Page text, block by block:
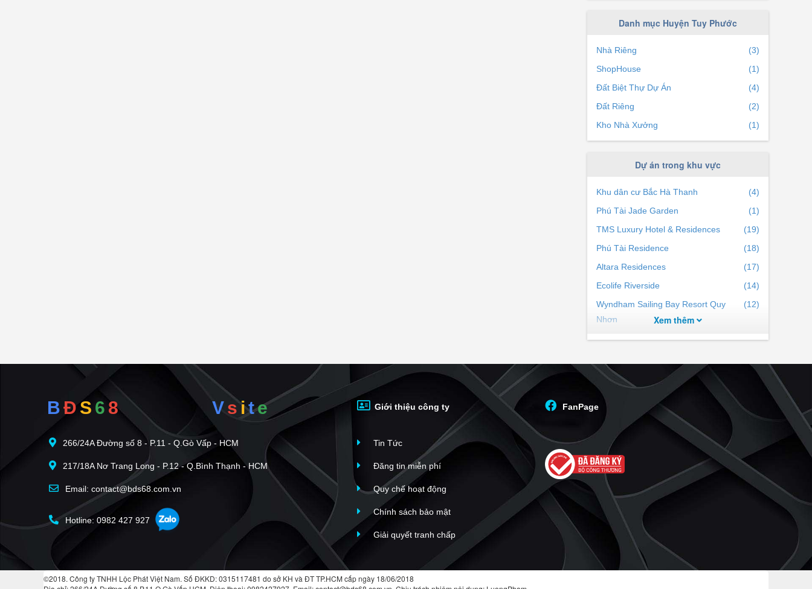
Danh mục Huyện Tuy Phước
Nhà Riêng
(3)
ShopHouse
(1)
Đất Biệt Thự Dự Án
(4)
Đất Riêng
(2)
Kho Nhà Xưởng
(1)
Dự án trong khu vực
Khu dân cư Bắc Hà Thanh
(4)
Phú Tài Jade Garden
(1)
TMS Luxury Hotel & Residences
(19)
Phú Tài Residence
(18)
Altara Residences
(17)
Ecolife Riverside
(14)
Wyndham Sailing Bay Resort Quy
Nhơn
(12)
Becamex VSIP Bình Định
(12)
An Phú Thịnh
(8)
Nhơn Hội New City
Phú Tài 2 Central Life
(7)
Đại Phú Gia
KĐTM Cẩm Văn
(5)
Phú Gia Royal Park
(5)
Vina2 - Panorama
(5)
FLC Quy Nhơn
FLC SeaTower
The Ocean Villas Quy Nhơn
Thịnh Phát Tower
Xem thêm
BĐ S 6 8 Vsite
266/24A Đường số 8 - P.11 - Q.Gò Vấp - HCM
217/18A Nơ Trang Long - P.12 - Q.Bình Thạnh - HCM
Email: contact@bds68.com.vn
Hotline: 0982 427 927
Giới thiệu công ty
Tin Tức
Đăng tin miễn phí
Quy chế hoạt động
Chính sách bảo mật
Giải quyết tranh chấp
FanPage
©2018. Công ty TNHH Lộc Phát Việt Nam. Số ĐKKD: 0315117481 do sở KH và ĐT TP.HCM cấp ngày 18/06/2018